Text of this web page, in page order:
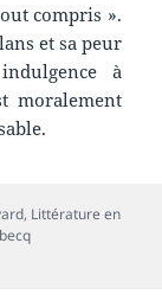
compris ».
et sa peur
à
moralement
, Littérature en